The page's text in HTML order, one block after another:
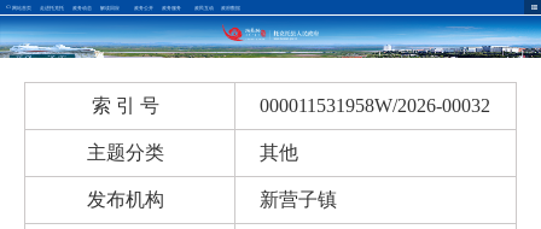
网站首页 走进托克托 政务动态 解读回应 政务公开 政务服务 政民互动 政府数据
索 引 号 000011531958W/2026-00032
主题分类 其他
发布机构 新营子镇